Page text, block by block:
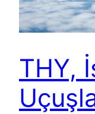
THY,